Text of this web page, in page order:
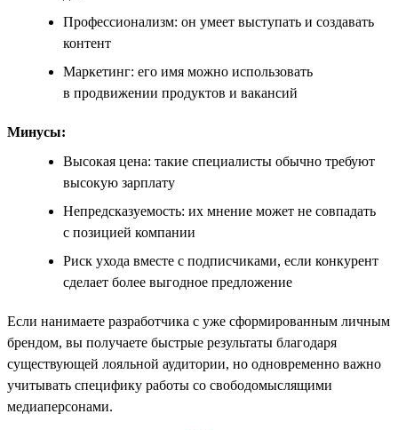
Профессионализм: он умеет выступать и создавать
контент
Маркетинг: его имя можно использовать
в продвижении продуктов и вакансий
Минусы:
Высокая цена: такие специалисты обычно требуют
высокую зарплату
Непредсказуемость: их мнение может не совпадать
с позицией компании
Риск ухода вместе с подписчиками, если конкурент
сделает более выгодное предложение
Если нанимаете разработчика с уже сформированным личным
брендом, вы получаете быстрые результаты благодаря
существующей лояльной аудитории, но одновременно важно
учитывать специфику работы со свободомыслящими
медиаперсонами.